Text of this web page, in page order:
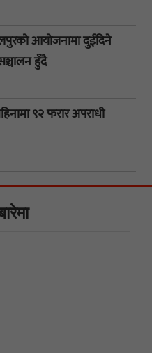
आयोजनामा दुईदिने
हुँदै
९२ फरार अपराधी